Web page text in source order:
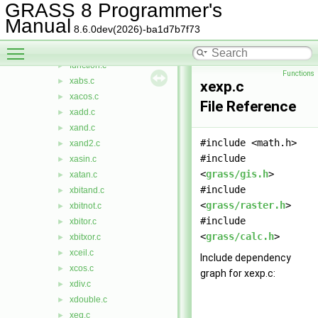
GRASS 8 Programmer's
Manual 8.6.0dev(2026)-ba1d7b7f73
► cairodriver
▼ calc
► calc.c
► function.c
► xabs.c
► xacos.c
► xadd.c
► xand.c
► xand2.c
► xasin.c
► xatan.c
► xbitand.c
► xbitnot.c
► xbitor.c
► xbitxor.c
► xceil.c
► xcos.c
► xdiv.c
► xdouble.c
► xeq.c
Functions
xexp.c
File Reference
#include <math.h>
#include
<grass/gis.h>
#include
<grass/raster.h>
#include
<grass/calc.h>
Include dependency
graph for xexp.c: